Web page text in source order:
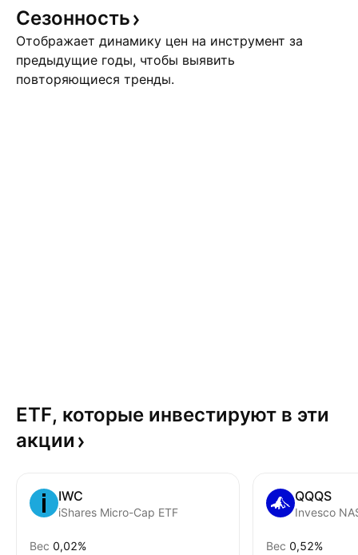
Сезонность
Отображает динамику цен на инструмент за
предыдущие годы, чтобы выявить
повторяющиеся тренды.
ETF, которые инвестируют в эти
акции
IWC
iShares Micro-Cap ETF
Вес 0,02%
QQQS
Вес 0,52%